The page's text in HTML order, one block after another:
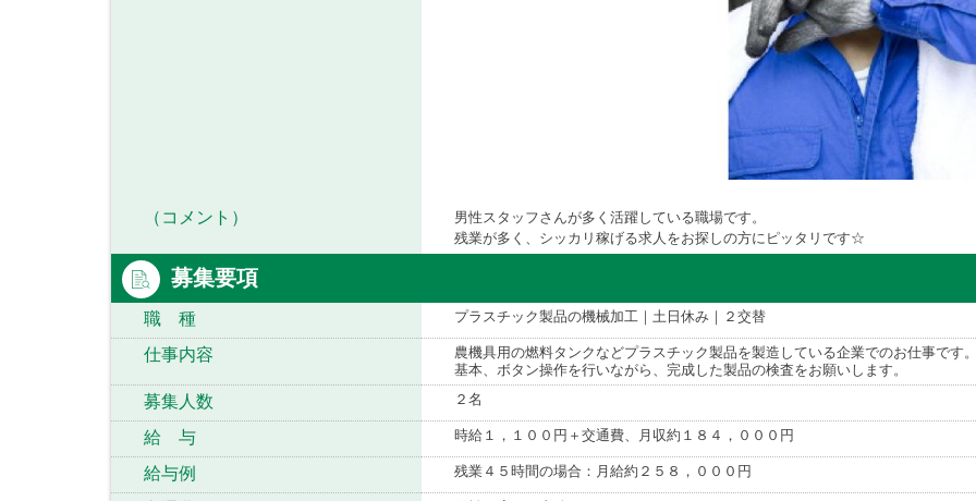
（コメント）
男性スタッフさんが多く活躍している職場です。
残業が多く、シッカリ稼げる求人をお探しの方にピッタリです☆
募集要項
職 種 プラスチック製品の機械加工｜土日休み｜２交替
仕事内容
農機具用の燃料タンクなどプラスチック製品を製造している企業でのお仕事です
基本、ボタン操作を行いながら、完成した製品の検査をお願いします。
募集人数 ２名
給 与 時給１，１００円＋交通費、月収約１８４，０００円
給与例 残業４５時間の場合：月給約２５８，０００円